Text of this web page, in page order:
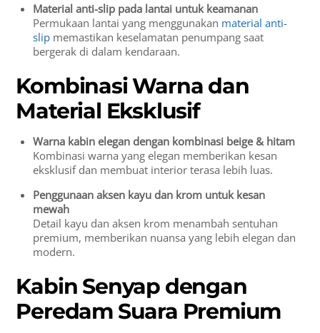
Material anti-slip pada lantai untuk keamanan
Permukaan lantai yang menggunakan material anti-
slip memastikan keselamatan penumpang saat
bergerak di dalam kendaraan.
Kombinasi Warna dan
Material Eksklusif
Warna kabin elegan dengan kombinasi beige & hitam
Kombinasi warna yang elegan memberikan kesan
eksklusif dan membuat interior terasa lebih luas.
Penggunaan aksen kayu dan krom untuk kesan
mewah
Detail kayu dan aksen krom menambah sentuhan
premium, memberikan nuansa yang lebih elegan dan
modern.
Kabin Senyap dengan
Peredam Suara Premium